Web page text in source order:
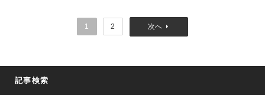
1 2
記事検索